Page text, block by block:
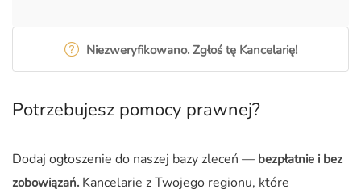
Niezweryfikowano. Zgłoś tę Kancelarię!
Potrzebujesz pomocy prawnej?
Dodaj ogłoszenie do naszej bazy zleceń — bezpłatnie i bez
zobowiązań. Kancelarie z Twojego regionu, które